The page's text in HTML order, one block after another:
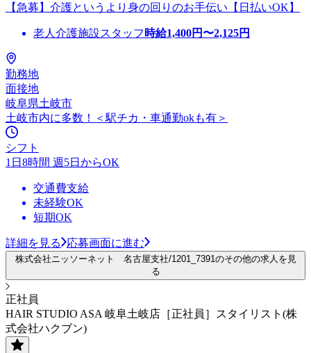
【急募】介護というより身の回りのお手伝い【日払いOK】
老人介護施設スタッフ 時給1,400円〜2,125円
勤務地
面接地
岐阜県土岐市
土岐市内に多数！＜駅チカ・車通勤okも有＞
シフト
1日8時間 週5日からOK
交通費支給
未経験OK
短期OK
詳細を見る 応募画面に進む
株式会社ニッソーネット 名古屋支社/1201_7391のその他の求人を見
る
正社員
HAIR STUDIO ASA 岐阜土岐店［正社員］スタイリスト(株
式会社ハクブン)